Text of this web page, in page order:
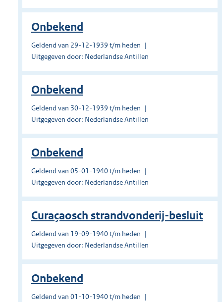
Onbekend
Geldend van 29-12-1939 t/m heden
Uitgegeven door: Nederlandse Antillen
Onbekend
Geldend van 30-12-1939 t/m heden
Uitgegeven door: Nederlandse Antillen
Onbekend
Geldend van 05-01-1940 t/m heden
Uitgegeven door: Nederlandse Antillen
Curaçaosch strandvonderij-besluit
Geldend van 19-09-1940 t/m heden
Uitgegeven door: Nederlandse Antillen
Onbekend
Geldend van 01-10-1940 t/m heden